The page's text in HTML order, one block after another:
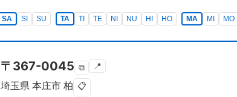
SA SI SU TA TI TE NI NU HI HO MA MI MO
〒 367-0045 ⧉ 📍
埼玉県 本庄市 柏 📋